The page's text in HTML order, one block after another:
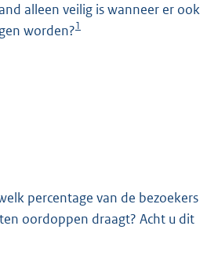
alleen veilig is wanneer er ook
worden?1
percentage van de bezoekers
oordoppen draagt? Acht u dit